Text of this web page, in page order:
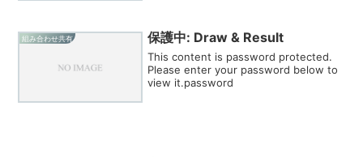
組み合わせ共有 保護中: Draw & Result
This content is password protected.
Please enter your password below to
view it.password